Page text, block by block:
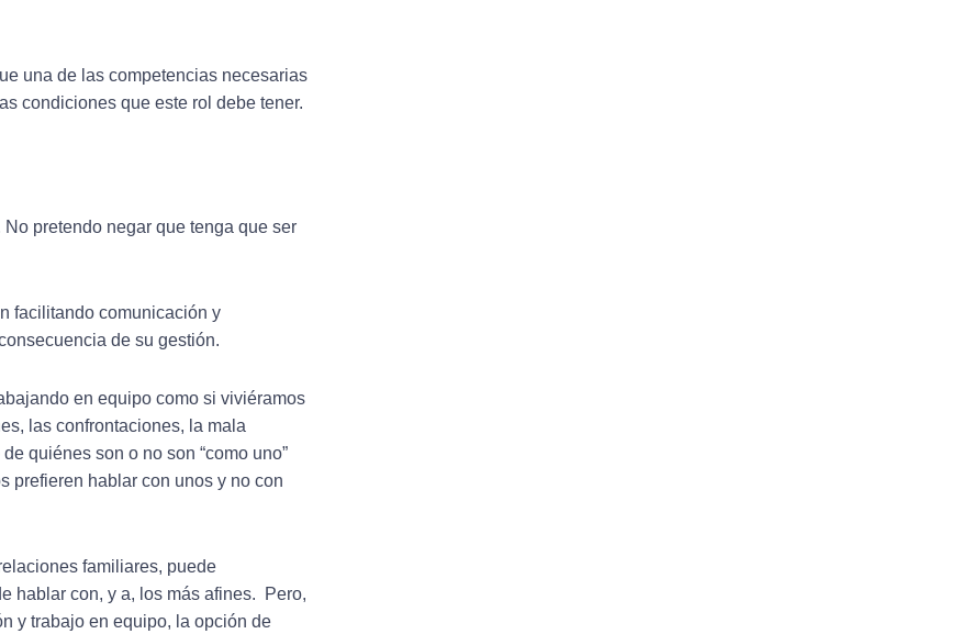
una de las competencias necesarias
condiciones que este rol debe tener.
pretendo negar que tenga que ser
facilitando comunicación y
de su gestión.
en equipo como si viviéramos
las confrontaciones, la mala
quiénes son o no son “como uno”
prefieren hablar con unos y no con
familiares, puede
hablar con, y a, los más afines. Pero,
y trabajo en equipo, la opción de